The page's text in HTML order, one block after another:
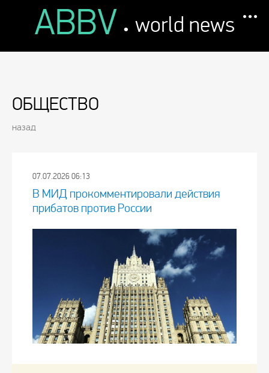
ABBV . world news
ОБЩЕСТВО
назад
07.07.2026 06:13
В МИД прокомментировали действия
прибатов против России